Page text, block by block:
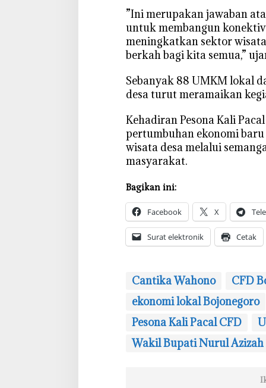
‎”Ini merupakan jawaban
untuk membangun
meningkatkan sektor
berkah bagi kita semua,”
‎Sebanyak 88 UMKM lokal
desa turut meramaikan
‎Kehadiran Pesona Kali
pertumbuhan ekonomi
wisata desa melalui
masyarakat.
Bagikan ini:
Facebook X
Surat elektronik Cetak
Cantika Wahono
CFD
ekonomi lokal Bojonegoro
Pesona Kali Pacal CFD
Wakil Bupati Nurul Azizah